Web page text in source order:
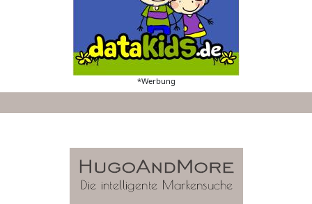
*Werbung